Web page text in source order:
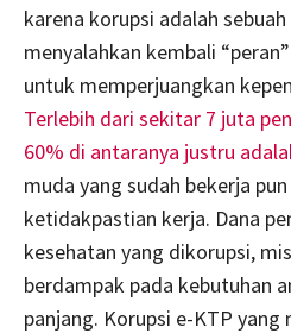
karena korupsi adalah
menyalahkan kembali
untuk memperjuangkan
Terlebih dari sekitar 7 juta
60% di antaranya justru
muda yang sudah bekerja
ketidakpastian kerja. Dana
kesehatan yang dikorupsi,
berdampak pada kebutuhan
panjang. Korupsi e-KTP yang